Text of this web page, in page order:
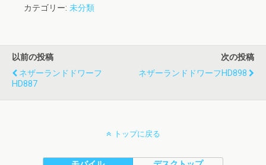
カテゴリー: 未分類
以前の投稿
ネザーランドドワーフ
HD887
次の投稿
ネザーランドドワーフHD898
トップに戻る